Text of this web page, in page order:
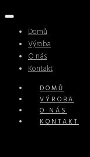
Domů
Výroba
O nás
Kontakt
DOMŮ
VÝROBA
O NÁS
KONTAKT